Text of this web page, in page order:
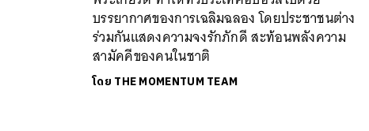
บรรยากาศของการเฉลิมฉลอง โดยประชาชนต่าง
ร่วมกันแสดงความจงรักภักดี สะท้อนพลังความ
สามัคคีของคนในชาติ
โดย THE MOMENTUM TEAM